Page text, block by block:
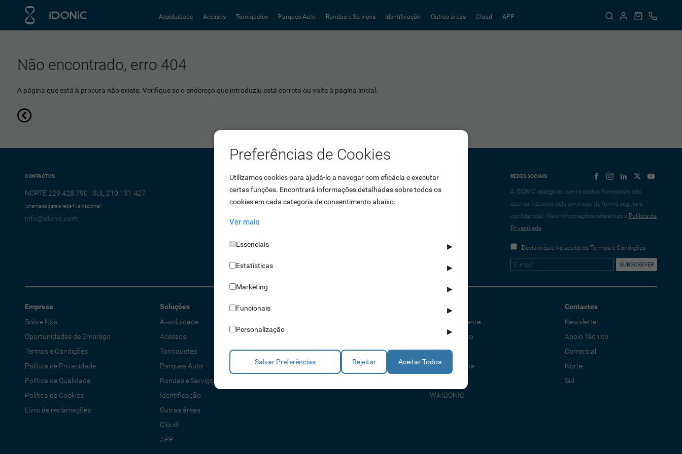
Assiduidade Acessos Torniquetes Parques Auto Rondas e Serviços Identificação Outras áreas Cloud APP
Não encontrado, erro 404
A página que está à procura não existe. Verifique se o endereço que introduziu está correto ou volte à página inicial.
CONTACTOS
NORTE 229 428 790 | SUL 210 131 427
(chamada para a rede fixa nacional)
info@idonic.com
REDES SOCIAIS
A IDONIC assegura que os dados fornecidos são
apenas tratados pela empresa, de forma segura e
confidencial. Mais informações referentes à Política de
Privacidade
Declaro que li e aceito os Termos e Condições
Empresa
Sobre Nós
Oportunidades de Emprego
Termos e Condições
Política de Privacidade
Política de Qualidade
Política de Cookies
Livro de reclamações
Soluções
Assiduidade
Acessos
Torniquetes
Parques Auto
Rondas e Serviços
Identificação
Outras áreas
Cloud
APP
Integradores
Ajuda
Apoio ao Cliente
Apoio Técnico
Comercial
Consultadoria
WikIDONIC
Contactos
Newsletter
Apoio Técnico
Comercial
Norte
Sul
Preferências de Cookies
Utilizamos cookies para ajudá-lo a navegar com eficácia e executar
certas funções. Encontrará informações detalhadas sobre todos os
cookies em cada categoria de consentimento abaixo.
Ver mais
Essenciais ▶
Estatísticas ▶
Marketing ▶
Funcionais ▶
Personalização ▶
Salvar Preferências Rejeitar Aceitar Todos